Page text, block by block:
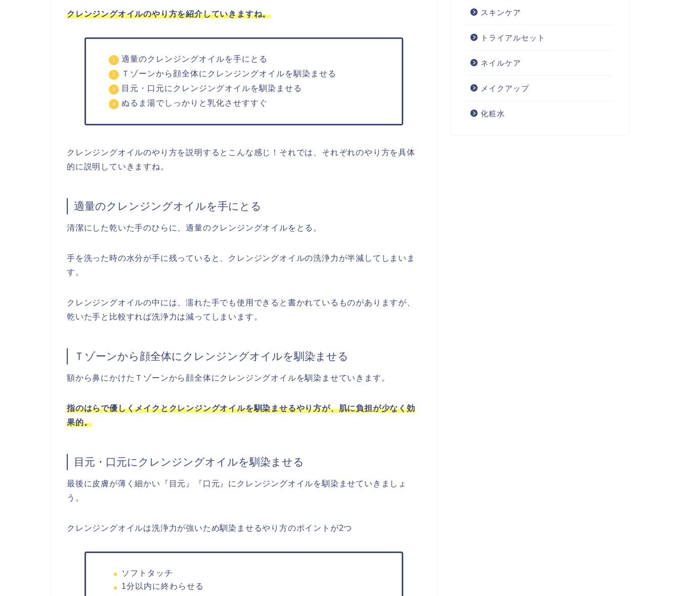
クレンジングオイルのやり方を紹介していきますね。
適量のクレンジングオイルを手にとる
Ｔゾーンから顔全体にクレンジングオイルを馴染ませる
目元・口元にクレンジングオイルを馴染ませる
ぬるま湯でしっかりと乳化させすすぐ
クレンジングオイルのやり方を説明するとこんな感じ！それでは、それぞれのやり方を具体
的に説明していきますね。
適量のクレンジングオイルを手にとる
清潔にした乾いた手のひらに、適量のクレンジングオイルをとる。
手を洗った時の水分が手に残っていると、クレンジングオイルの洗浄力が半減してしまいま
す。
クレンジングオイルの中には、濡れた手でも使用できると書かれているものがありますが、
乾いた手と比較すれば洗浄力は減ってしまいます。
Ｔゾーンから顔全体にクレンジングオイルを馴染ませる
額から鼻にかけたＴゾーンから顔全体にクレンジングオイルを馴染ませていきます。
指のはらで優しくメイクとクレンジングオイルを馴染ませるやり方が、肌に負担が少なく効
果的。
目元・口元にクレンジングオイルを馴染ませる
最後に皮膚が薄く細かい『目元』『口元』にクレンジングオイルを馴染ませていきましょ
う。
クレンジングオイルは洗浄力が強いため馴染ませるやり方のポイントが2つ
ソフトタッチ
1分以内に終わらせる
スキンケア
トライアルセット
ネイルケア
メイクアップ
化粧水